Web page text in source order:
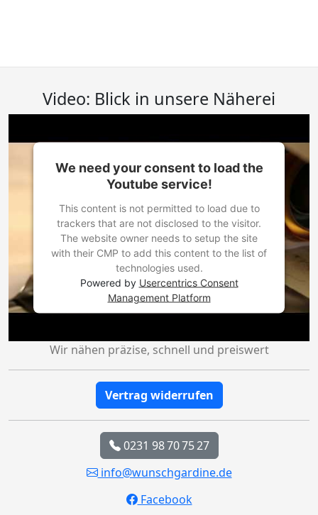
Video: Blick in unsere Näherei
We need your consent to load the
Youtube service!
This content is not permitted to load due to
trackers that are not disclosed to the visitor.
The website owner needs to setup the site
with their CMP to add this content to the list of
technologies used.
Powered by Usercentrics Consent
Management Platform
Wir nähen präzise, schnell und preiswert
Vertrag widerrufen
0231 98 70 75 27
info@wunschgardine.de
Facebook